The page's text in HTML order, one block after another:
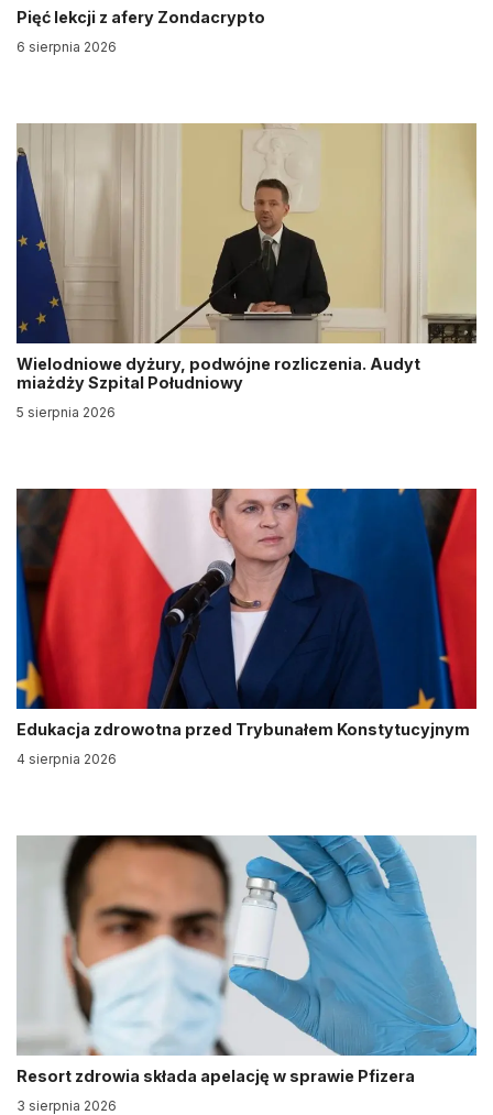
Pięć lekcji z afery Zondacrypto
6 sierpnia 2026
Wielodniowe dyżury, podwójne rozliczenia. Audyt
miażdży Szpital Południowy
5 sierpnia 2026
Edukacja zdrowotna przed Trybunałem Konstytucyjnym
4 sierpnia 2026
Resort zdrowia składa apelację w sprawie Pfizera
3 sierpnia 2026